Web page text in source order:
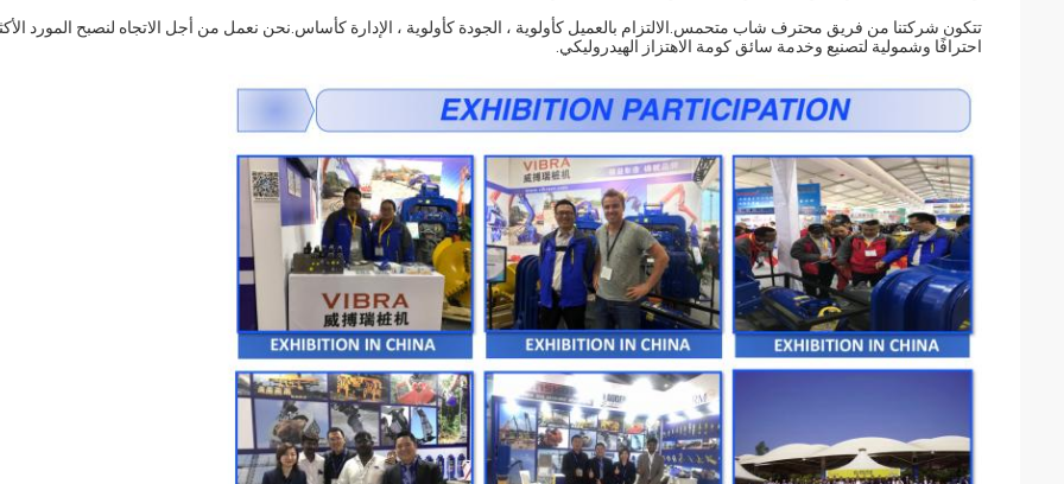
تتكون شركتنا من فريق محترف شاب متحمس.الالتزام بالعميل كأولوية ، الجودة كأولوية ، الإدارة كأساس.نحن نعمل من أجل الاتجاه لنصبح المورد
احترافًا وشمولية لتصنيع وخدمة سائق كومة الاهتزاز الهيدروليكي.